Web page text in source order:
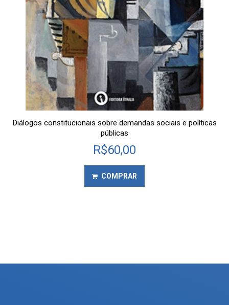
Diálogos constitucionais sobre demandas sociais e políticas
públicas
R$60,00
COMPRAR